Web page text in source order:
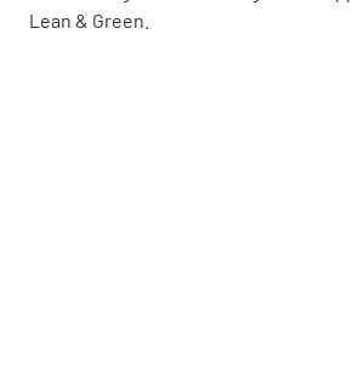
Lean & Green.